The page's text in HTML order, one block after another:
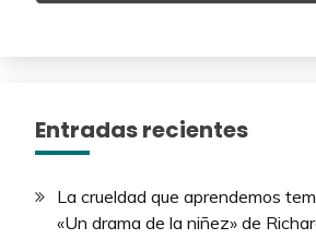
Entradas recientes
La crueldad que aprendemos
«Un drama de la niñez» de